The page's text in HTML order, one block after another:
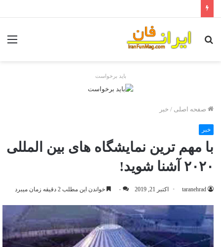
جستجو
باید برخواست
صفحه اصلی / خبر
خبر
با مهم ترین نمایشگاه های بین المللی
۲۰۲۰ آشنا شوید!
taranehrad اکتبر 21, 2019 ۰ خواندن این مطلب 2 دقیقه زمان میبرد